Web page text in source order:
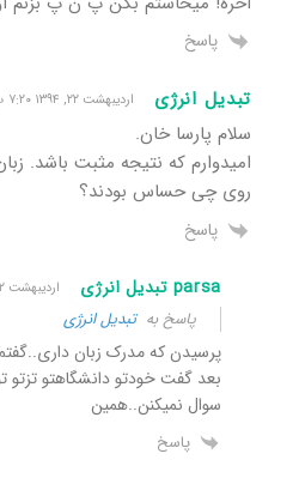
پاسخ
تبدیل انرژی اردیبهشت ۲۲, ۱۳۹۴ ۷:۲۰ ب٫ظ
سلام پارسا خان.
امیدوارم که نتیجه مثبت باشد.
روی چی حساس بودند؟
پاسخ
parsa تبدیل انرژی اردیبهشت ۲۲, ۱۳۹۴ ۹:۳۴ ب٫ظ
پاسخ بهتبدیل انرژی
بعد گفت خودتو دانشگاهتو
سوال نمیکنن..همین
پاسخ